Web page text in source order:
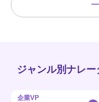
ジャンル別ナレ
企業VP